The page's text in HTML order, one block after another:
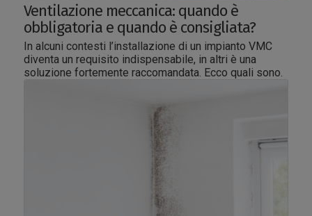
Ventilazione meccanica: quando è
obbligatoria e quando è consigliata?
In alcuni contesti l’installazione di un impianto VMC
diventa un requisito indispensabile, in altri è una
soluzione fortemente raccomandata. Ecco quali sono.